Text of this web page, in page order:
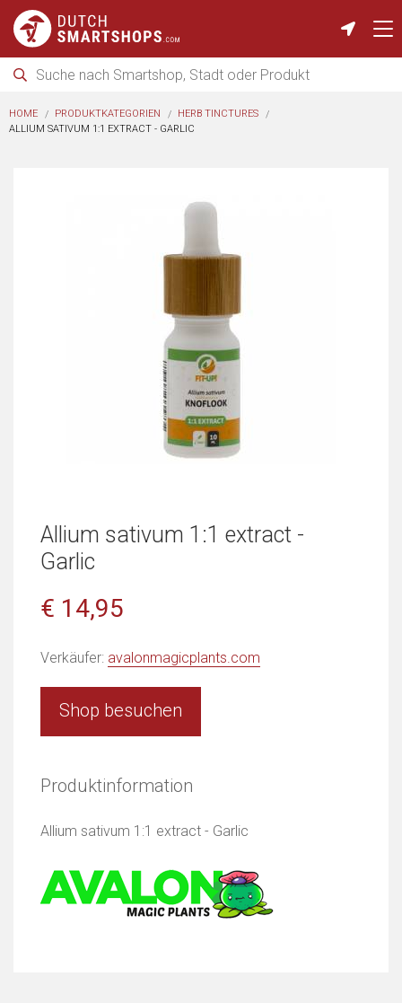
HOME PRODUKTKATEGORIEN
HERB TINCTURES
ALLIUM SATIVUM 1:1 EXTRACT - GARLIC
Allium sativum 1:1 extract -
Garlic
€ 14,95
Verkäufer: avalonmagicplants.com
Shop besuchen
Produktinformation
Allium sativum 1:1 extract - Garlic